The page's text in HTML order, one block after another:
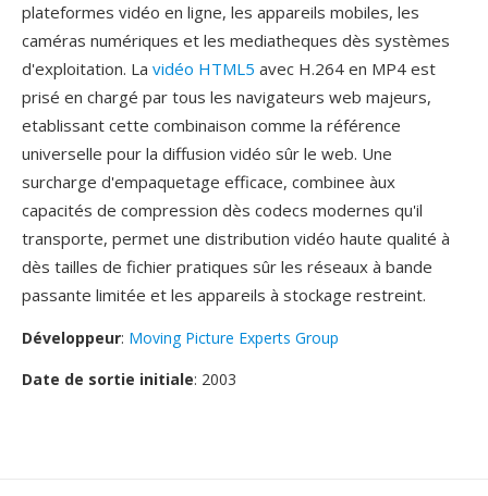
plateformes vidéo en ligne, les appareils mobiles, les
caméras numériques et les mediatheques dès systèmes
d'exploitation. La vidéo HTML5 avec H.264 en MP4 est
prisé en chargé par tous les navigateurs web majeurs,
etablissant cette combinaison comme la référence
universelle pour la diffusion vidéo sûr le web. Une
surcharge d'empaquetage efficace, combinee àux
capacités de compression dès codecs modernes qu'il
transporte, permet une distribution vidéo haute qualité à
dès tailles de fichier pratiques sûr les réseaux à bande
passante limitée et les appareils à stockage restreint.
Développeur: Moving Picture Experts Group
Date de sortie initiale: 2003